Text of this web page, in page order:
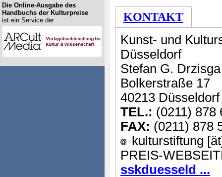
KONTAKT
Kunst- und
Düsseldorf
Stefan G. Drzisga
Bolkerstraße 17
40213 Düsseldorf
TEL.: (0211) 878
FAX: (0211) 878
kulturstiftung
PREIS-
sskduesseld ...
Die Online-Ausgabe des
Handbuchs der Kulturpreise
ist ein Service der